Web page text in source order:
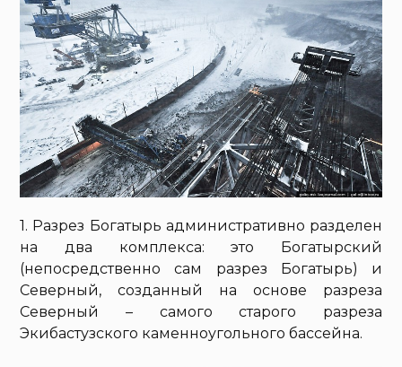
1. Разрез Богатырь административно разделен
на два комплекса: это Богатырский
(непосредственно сам разрез Богатырь) и
Северный, созданный на основе разреза
Северный – самого старого разреза
Экибастузского каменноугольного бассейна.